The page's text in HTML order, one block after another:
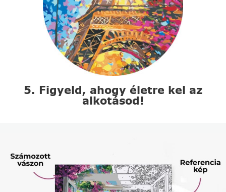
5. Figyeld, ahogy életre kel az
alkotásod!